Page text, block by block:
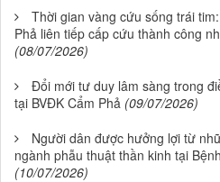
Thời gian vàng cứu sống trái
Phả liên tiếp cấp cứu thành công
(08/07/2026)
Đổi mới tư duy lâm sàng trong
tại BVĐK Cẩm Phả (09/07/2026)
Người dân được hưởng lợi từ
ngành phẫu thuật thần kinh tại
(10/07/2026)